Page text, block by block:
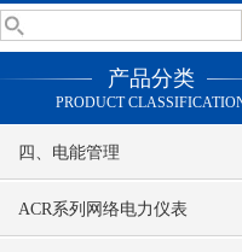
产品分类
PRODUCT
四、电能管理
ACR系列网络电力仪表